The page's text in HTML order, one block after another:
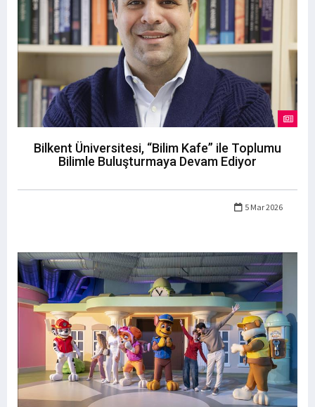
Bilkent Üniversitesi, “Bilim Kafe” ile Toplumu
Bilimle Buluşturmaya Devam Ediyor
5 Mar 2026